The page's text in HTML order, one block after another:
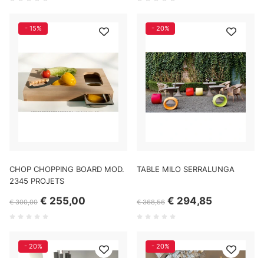
- 15%
CHOP CHOPPING BOARD MOD.
2345 PROJETS
€ 300,00 € 255,00
- 20%
TABLE MILO SERRALUNGA
€ 368,56 € 294,85
- 20% - 20%